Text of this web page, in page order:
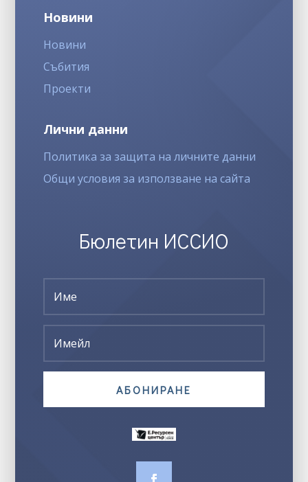
Новини
Новини
Събития
Проекти
Лични данни
Политика за защита на личните данни
Общи условия за използване на сайта
Бюлетин ИССИО
АБОНИРАНЕ